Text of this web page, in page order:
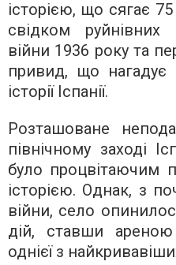
історією, що сягає
свідком руйнівних
війни 1936 року та
привид, що нагадує
історії Іспанії.
Розташоване
північному заході
було процвітаючим
історією. Однак, з
війни, село
дій, ставши
однієї з